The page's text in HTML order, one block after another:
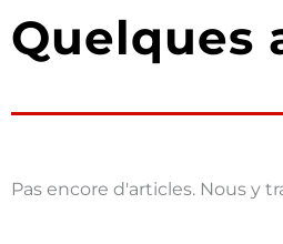
Quelques
Pas encore d'articles. Nous y